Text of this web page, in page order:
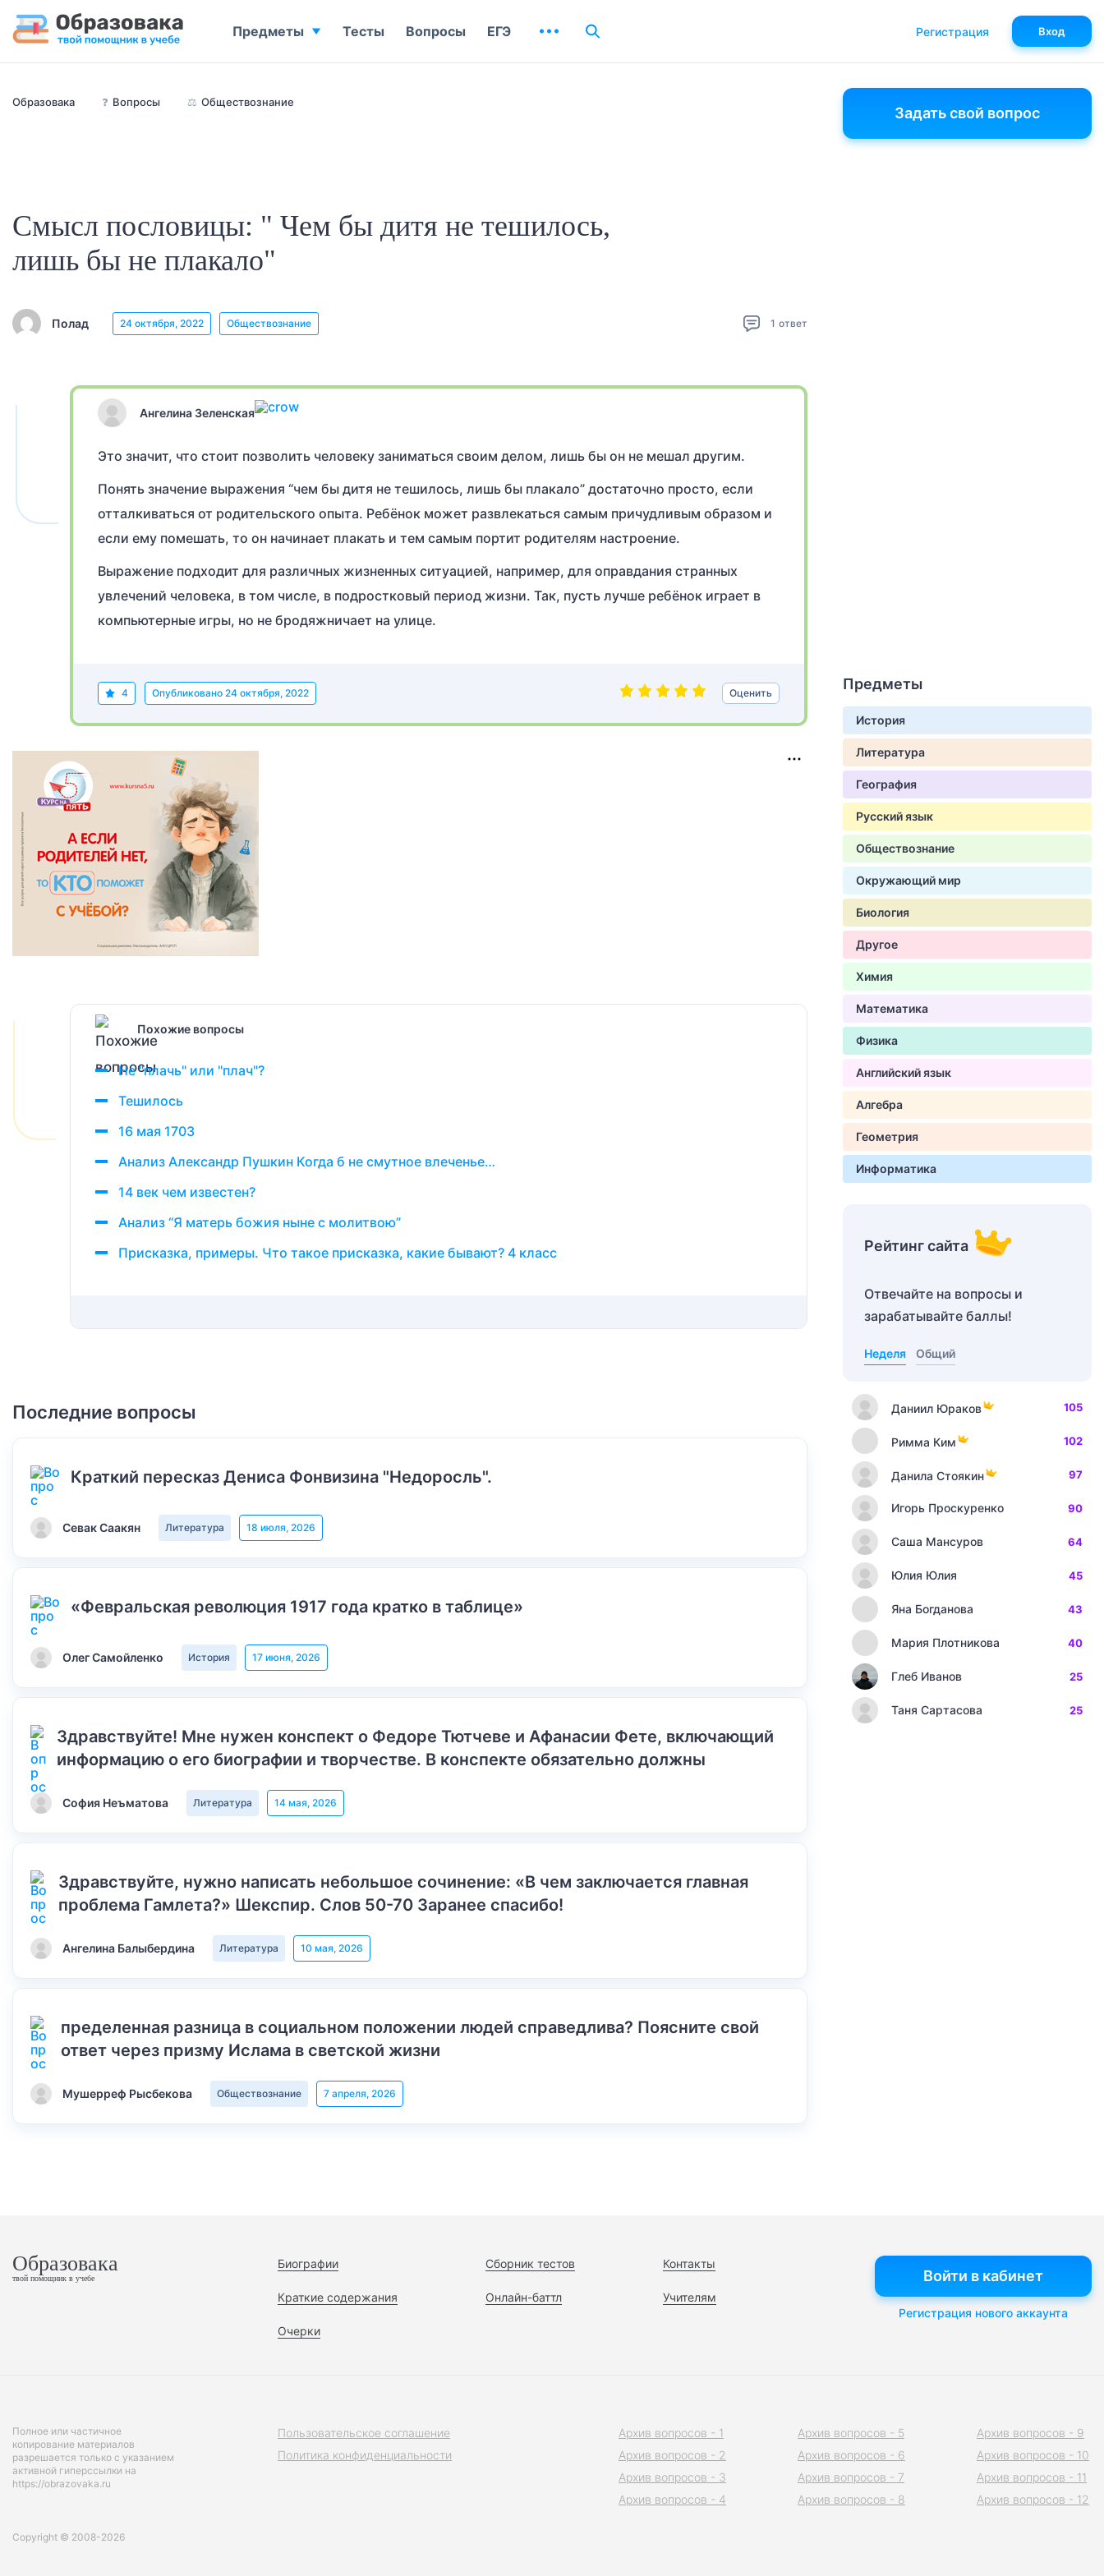
Образовака ❓ Вопросы ⚖️ Обществознание
Смысл пословицы: " Чем бы дитя не тешилось,
лишь бы не плакало"
Полад 24 октября, 2022 Обществознание 1 ответ
Ангелина Зеленская
Это значит, что стоит позволить человеку заниматься своим делом, лишь бы он не мешал другим.
Понять значение выражения “чем бы дитя не тешилось, лишь бы плакало” достаточно просто, если
отталкиваться от родительского опыта. Ребёнок может развлекаться самым причудливым образом и
если ему помешать, то он начинает плакать и тем самым портит родителям настроение.
Выражение подходит для различных жизненных ситуацией, например, для оправдания странных
увлечений человека, в том числе, в подростковый период жизни. Так, пусть лучше ребёнок играет в
компьютерные игры, но не бродяжничает на улице.
4 Опубликовано 24 октября, 2022 Оценить
Похожие вопросы
Не "плачь" или "плач"?
Тешилось
16 мая 1703
Анализ Александр Пушкин Когда б не смутное влеченье…
14 век чем известен?
Анализ “Я матерь божия ныне с молитвою”
Присказка, примеры. Что такое присказка, какие бывают? 4 класс
Последние вопросы
Краткий пересказ Дениса Фонвизина "Недоросль".
Севак Саакян Литература 18 июля, 2026
«Февральская революция 1917 года кратко в таблице»
Олег Самойленко История 17 июня, 2026
Здравствуйте! Мне нужен конспект о Федоре Тютчеве и Афанасии Фете, включающий
информацию о его биографии и творчестве. В конспекте обязательно должны
София Неъматова Литература 14 мая, 2026
Здравствуйте, нужно написать небольшое сочинение: «В чем заключается главная
проблема Гамлета?» Шекспир. Слов 50-70 Заранее спасибо!
Ангелина Балыбердина Литература 10 мая, 2026
пределенная разница в социальном положении людей справедлива? Поясните свой
ответ через призму Ислама в светской жизни
Мушерреф Рысбекова Обществознание 7 апреля, 2026
Задать свой вопрос
Предметы
История
Литература
География
Русский язык
Обществознание
Окружающий мир
Биология
Другое
Химия
Математика
Физика
Английский язык
Алгебра
Геометрия
Информатика
Рейтинг сайта
Отвечайте на вопросы и
зарабатывайте баллы!
Неделя Общий
Даниил Юраков 105
Римма Ким 102
Данила Стоякин 97
Игорь Проскуренко 90
Саша Мансуров 64
Юлия Юлия 45
Яна Богданова 43
Мария Плотникова 40
Глеб Иванов 25
Таня Сартасова 25
Предметы Тесты Вопросы ЕГЭ Регистрация Вход
Образовака
твой помощник в учебе
Биографии
Краткие содержания
Очерки
Сборник тестов
Онлайн-баттл
Контакты
Учителям
Войти в кабинет
Регистрация нового аккаунта
Полное или частичное
копирование материалов
разрешается только с указанием
активной гиперссылки на
https://obrazovaka.ru
Пользовательское соглашение
Политика конфиденциальности
Архив вопросов - 1
Архив вопросов - 2
Архив вопросов - 3
Архив вопросов - 4
Архив вопросов - 5
Архив вопросов - 6
Архив вопросов - 7
Архив вопросов - 8
Архив вопросов - 9
Архив вопросов - 10
Архив вопросов - 11
Архив вопросов - 12
Copyright © 2008-2026